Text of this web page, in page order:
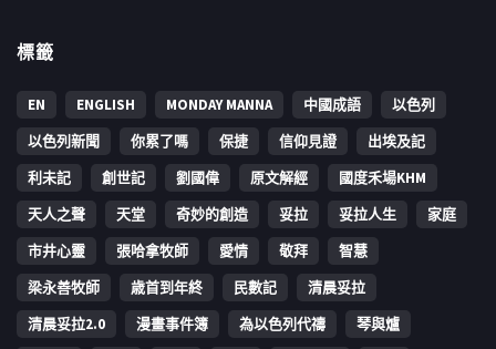
標籤
EN ENGLISH MONDAY MANNA 中國成語
以色列
以色列新聞
你累了嗎 保捷 信仰見證
出埃及記
利未記
創世記 劉國偉 原文解經
國度禾場KHM
天人之聲
天堂 奇妙的創造 妥拉 妥拉人生
家庭
市井心靈
張哈拿牧師 愛情 敬拜
智慧
梁永善牧師
歳首到年終 民數記
清晨妥拉
清晨妥拉2.0
漫畫事件簿 為以色列代禱 琴與爐